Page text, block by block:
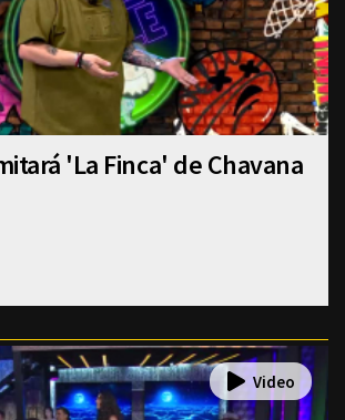
'La Finca' de Chavana